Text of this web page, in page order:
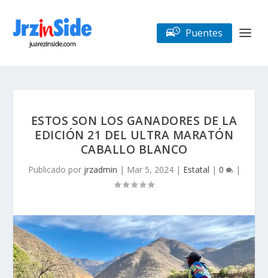
Puentes
ESTOS SON LOS GANADORES DE LA
EDICIÓN 21 DEL ULTRA MARATÓN
CABALLO BLANCO
Publicado por jrzadmin | Mar 5, 2024| Estatal | 0 |